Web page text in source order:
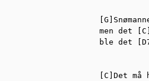
men det
ble det
[C]Det